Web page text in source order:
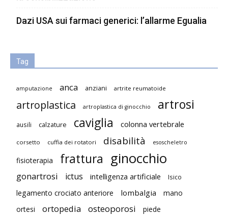
Dazi USA sui farmaci generici: l’allarme Egualia
Tag
amputazione anca anziani artrite reumatoide
artroplastica artroplastica di ginocchio artrosi
ausili calzature caviglia colonna vertebrale
corsetto cuffia dei rotatori disabilità esoscheletro
fisioterapia frattura ginocchio
gonartrosi ictus intelligenza artificiale Isico
legamento crociato anteriore lombalgia
mano
ortesi
ortopedia osteoporosi piede